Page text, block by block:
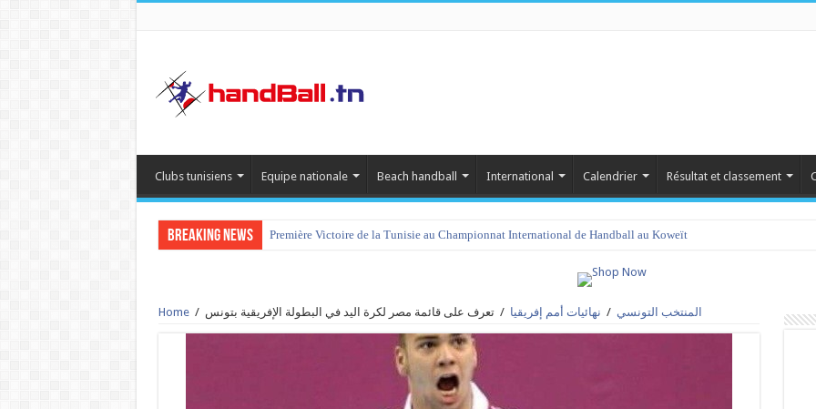
Clubs tunisiens Equipe nationale Beach handball International Calendrier Résultat et classement
Breaking News Première Victoire de la Tunisie au Championnat International de Handball au Koweït
Home / المنتخب التونسي / نهائيات أمم إفريقيا / تعرف على قائمة مصر لكرة اليد في البطولة الإفريقية بتونس